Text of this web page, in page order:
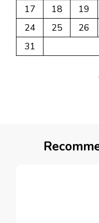
17
18 19
24
25 26
31